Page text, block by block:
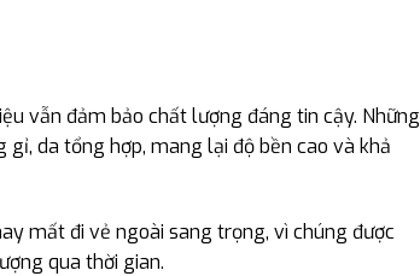
vẫn đảm bảo chất lượng đáng tin cậy. Những
da tổng hợp, mang lại độ bền cao và khả
mất đi vẻ ngoài sang trọng, vì chúng được
qua thời gian.